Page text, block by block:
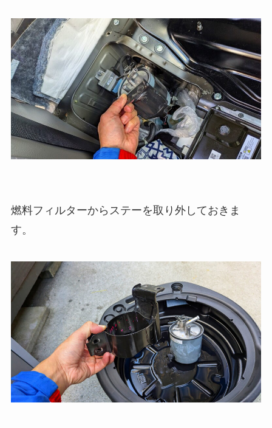
燃料フィルターからステーを取り外しておきま
す。